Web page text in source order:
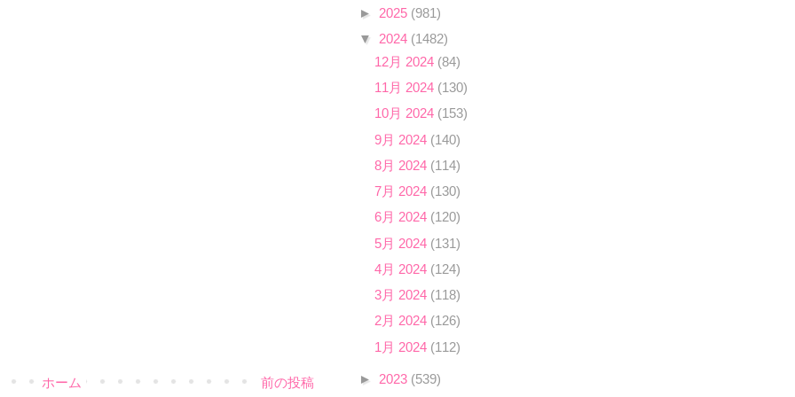
前の投稿
ホーム
► 2025 (981)
▼ 2024 (1482)
12月 2024 (84)
11月 2024 (130)
10月 2024 (153)
9月 2024 (140)
8月 2024 (114)
7月 2024 (130)
6月 2024 (120)
5月 2024 (131)
4月 2024 (124)
3月 2024 (118)
2月 2024 (126)
1月 2024 (112)
► 2023 (539)